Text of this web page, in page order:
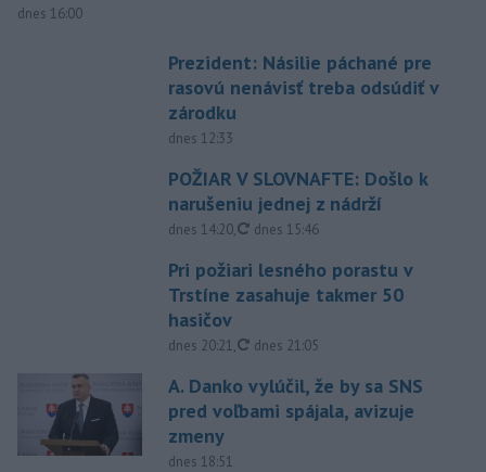
dnes 16:00
Prezident: Násilie páchané pre
rasovú nenávisť treba odsúdiť v
zárodku
dnes 12:33
POŽIAR V SLOVNAFTE: Došlo k
narušeniu jednej z nádrží
dnes 14:20, aktualizované
dnes 15:46
Pri požiari lesného porastu v
Trstíne zasahuje takmer 50
hasičov
dnes 20:21, aktualizované
dnes 21:05
A. Danko vylúčil, že by sa SNS
pred voľbami spájala, avizuje
zmeny
dnes 18:51